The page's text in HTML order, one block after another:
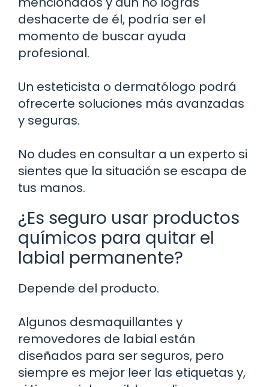
deshacerte de él, podría ser el
momento de buscar ayuda
profesional.
Un esteticista o dermatólogo podrá
ofrecerte soluciones más avanzadas
y seguras.
No dudes en consultar a un experto si
sientes que la situación se escapa de
tus manos.
¿Es seguro usar productos
químicos para quitar el
labial permanente?
Depende del producto.
Algunos desmaquillantes y
removedores de labial están
diseñados para ser seguros, pero
siempre es mejor leer las etiquetas y,